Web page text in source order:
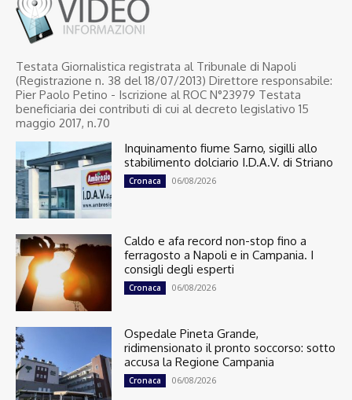
Testata Giornalistica registrata al Tribunale di Napoli
(Registrazione n. 38 del 18/07/2013) Direttore responsabile:
Pier Paolo Petino - Iscrizione al ROC N°23979 Testata
beneficiaria dei contributi di cui al decreto legislativo 15
maggio 2017, n.70
Inquinamento fiume Sarno, sigilli allo
stabilimento dolciario I.D.A.V. di Striano
Cronaca 06/08/2026
Caldo e afa record non-stop fino a
ferragosto a Napoli e in Campania. I
consigli degli esperti
Cronaca 06/08/2026
Ospedale Pineta Grande,
ridimensionato il pronto soccorso: sotto
accusa la Regione Campania
Cronaca 06/08/2026